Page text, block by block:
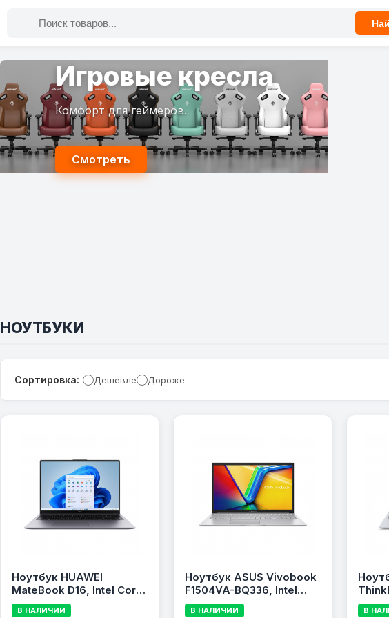
Игровые кресла
Комфорт для геймеров.
Смотреть
НОУТБУКИ
Сортировка: Дешевле Дороже
Ноутбук HUAWEI
MateBook D16, Intel Core
i7-12700H, 16GB RAM,
В НАЛИЧИИ
Ноутбук ASUS Vivobook
F1504VA-BQ336, Intel
Core Ultra 5 120U, 16GB
В НАЛИЧИИ
Core
В